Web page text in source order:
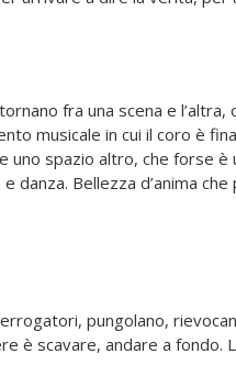
fra una scena e
musicale in cui il coro è
uno spazio altro, che forse è
danza. Bellezza d’anima
pungolano,
è scavare, andare a fondo.